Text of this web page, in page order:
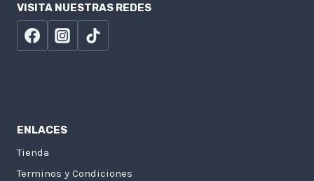
VISITA NUESTRAS REDES
ENLACES
Tienda
Terminos y Condiciones